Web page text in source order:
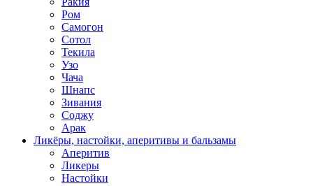
Ром
Самогон
Сотол
Текила
Узо
Чача
Шнапс
Зивания
Соджу
Арак
Ликёры, настойки, аперитивы и бальзамы
Аперитив
Ликеры
Настойки